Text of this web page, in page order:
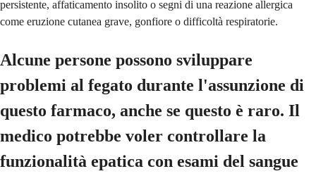
persistente, affaticamento insolito o segni di una reazione allergica
come eruzione cutanea grave, gonfiore o difficoltà respiratorie.
Alcune persone possono sviluppare
problemi al fegato durante l'assunzione di
questo farmaco, anche se questo è raro. Il
medico potrebbe voler controllare la
funzionalità epatica con esami del sangue